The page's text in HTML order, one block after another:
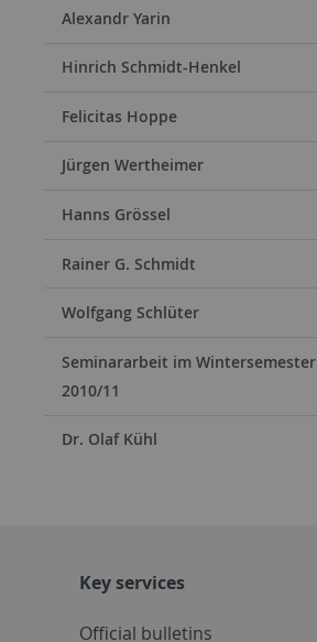
Alexandr Yarin
Hinrich Schmidt-Henkel
Felicitas Hoppe
Jürgen Wertheimer
Hanns Grössel
Rainer G. Schmidt
Wolfgang Schlüter
Seminararbeit im Wintersemester
2010/11
Dr. Olaf Kühl
Key services
Official bulletins